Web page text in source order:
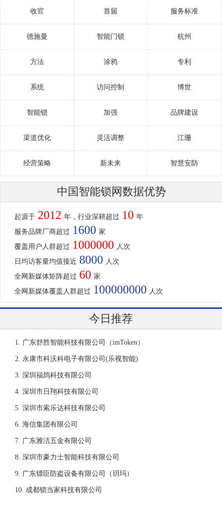
收官 首届 服务标准
德施曼 智能门锁 杭州
方法 涂鸦 专利
系统 访问控制 博世
智能锁 加强 品牌建设
渠道优化 灵活调整 江珊
经营策略 新未来 智慧安防
中国智能锁网数据优势
起源于 2012 年，行业深耕超过 10 年
服务品牌厂商超过 1600 家
覆盖用户人群超过 1000000 人次
日均访客量均值接近 8000 人次
全网新媒体矩阵超过 60 家
全网新媒体覆盖人群超过 100000000 人次
今日推荐
广东舒胜智能科技有限公司（imToken）
永康市科沃科电子有限公司(乐视智能)
深圳福鸽科技有限公司
深圳市日翔科技有限公司
深圳市索乐达科技有限公司
海信集团有限公司
广东雅洁五金有限公司
深圳市豪力士智能科技有限公司
广东镖臣防盗设备有限公司（玥玛）
成都锁当家科技有限公司